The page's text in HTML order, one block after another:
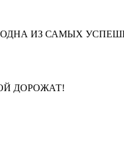
ИЗ САМЫХ
ДОРОЖАТ!